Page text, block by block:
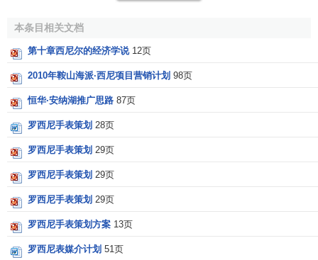
值生产三要素中劳动和
是对快乐与自由的牺牲， 资本家
际效用价值论的先驱。
三、分配论（节欲论）
西尼尔在价值论基础上提出了
料，牺牲了个人消费所给予的享乐和满足，这种牺牲应有所
报酬，就是利润。
西尼耳反对古典政治经济学
本家辩护的“节欲论”。他继承了
本条目相关文档
第十章西尼尔的经济学说 12页
2010年鞍山海派·西尼项目营销计划 98页
恒华·安纳湖推广思路 87页
罗西尼手表策划 28页
罗西尼手表策划 29页
罗西尼手表策划 29页
罗西尼手表策划 29页
罗西尼手表策划方案 13页
罗西尼表媒介计划 51页